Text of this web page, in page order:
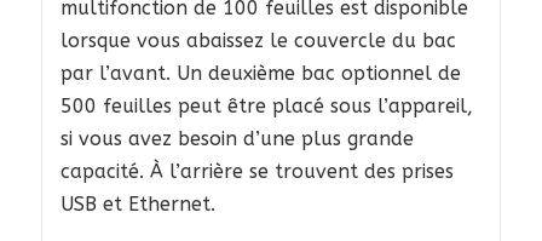
multifonction de 100 feuilles est disponible
lorsque vous abaissez le couvercle du bac
par l’avant. Un deuxième bac optionnel de
500 feuilles peut être placé sous l’appareil,
si vous avez besoin d’une plus grande
capacité. À l’arrière se trouvent des prises
USB et Ethernet.